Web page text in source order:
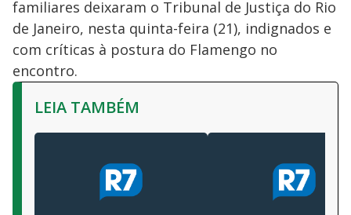
familiares deixaram o Tribunal de Justiça do Rio
de Janeiro, nesta quinta-feira (21), indignados e
com críticas à postura do Flamengo no
encontro.
LEIA TAMBÉM